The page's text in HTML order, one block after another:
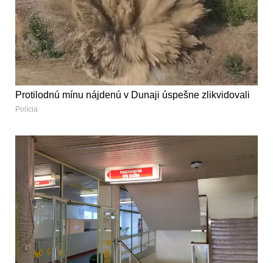
Protilodnú mínu nájdenú v Dunaji úspešne zlikvidovali
Polícia